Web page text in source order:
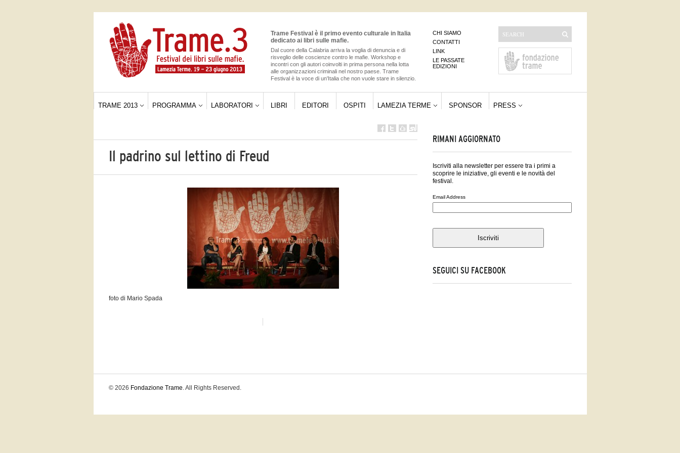
Trame Festival è il primo evento culturale in Italia
dedicato ai libri sulle mafie.
Dal cuore della Calabria arriva la voglia di denuncia e di
risveglio delle coscienze contro le mafie. Workshop e
incontri con gli autori coinvolti in prima persona nella lotta
alle organizzazioni criminali nel nostro paese. Trame
Festival è la voce di un'Italia che non vuole stare in silenzio.
CHI SIAMO
CONTATTI
LINK
LE PASSATE
EDIZIONI
TRAME 2013 PROGRAMMA LABORATORI LIBRI EDITORI OSPITI LAMEZIA TERME SPONSOR PRESS
Il padrino sul lettino di Freud
foto di Mario Spada
RIMANI AGGIORNATO
Iscriviti alla newsletter per essere tra i primi a
scoprire le iniziative, gli eventi e le novità del
festival.
Email Address
SEGUICI SU FACEBOOK
© 2026 Fondazione Trame. All Rights Reserved.